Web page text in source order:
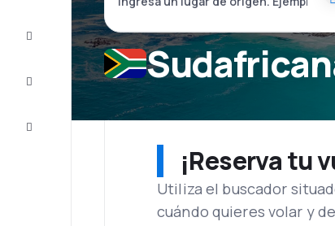
Completa
el viaje
Inspiración
Atención
¡Reserva tu
Utiliza el buscador
cuándo quieres volar y